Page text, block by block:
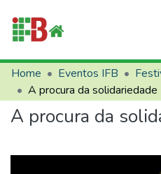
Communities & Collections
All of RIIFB
Manuals and Terms
About RIIFB
Home Eventos IFB
A procura da solidariedade
A procura da